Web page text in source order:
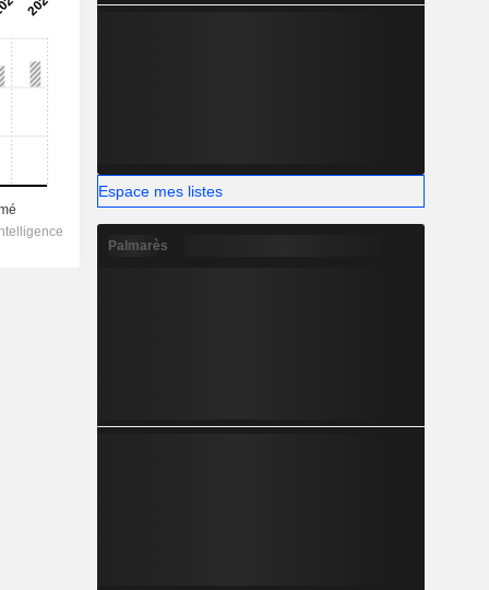
Espace mes listes
Palmarès